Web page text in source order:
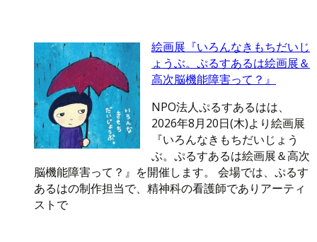
絵画展『いろんなきもちだいじ
ょうぶ。ぷるすあるは絵画展＆
高次脳機能障害って？』
NPO法人ぷるすあるはは、
2026年8月20日(木)より絵画展
『いろんなきもちだいじょう
ぶ。ぷるすあるは絵画展＆高次
脳機能障害って？』を開催します。 会場では、ぷるす
あるはの制作担当で、精神科の看護師でありアーティ
ストで